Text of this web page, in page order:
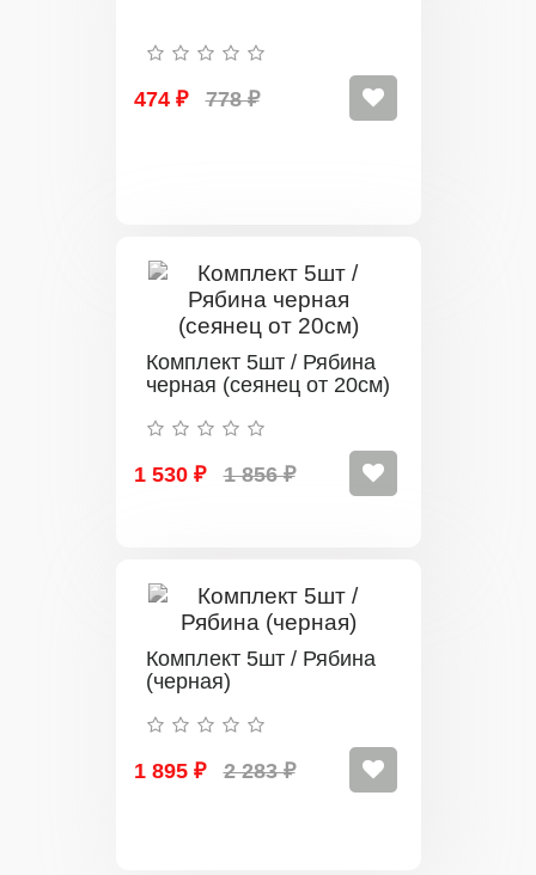
474 ₽ 778 ₽
Комплект 5шт / Рябина
черная (сеянец от 20см)
1 530 ₽ 1 856 ₽
Комплект 5шт / Рябина
(черная)
1 895 ₽ 2 283 ₽